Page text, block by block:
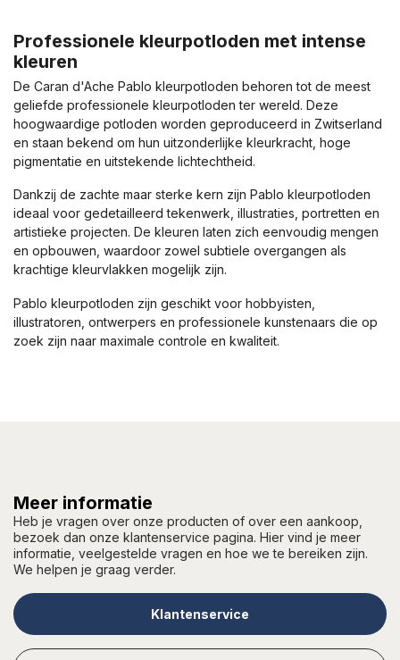
Professionele kleurpotloden met intense
kleuren
De Caran d'Ache Pablo kleurpotloden behoren tot de meest
geliefde professionele kleurpotloden ter wereld. Deze
hoogwaardige potloden worden geproduceerd in Zwitserland
en staan bekend om hun uitzonderlijke kleurkracht, hoge
pigmentatie en uitstekende lichtechtheid.
Dankzij de zachte maar sterke kern zijn Pablo kleurpotloden
ideaal voor gedetailleerd tekenwerk, illustraties, portretten en
artistieke projecten. De kleuren laten zich eenvoudig mengen
en opbouwen, waardoor zowel subtiele overgangen als
krachtige kleurvlakken mogelijk zijn.
Pablo kleurpotloden zijn geschikt voor hobbyisten,
illustratoren, ontwerpers en professionele kunstenaars die op
zoek zijn naar maximale controle en kwaliteit.
Meer informatie
Heb je vragen over onze producten of over een aankoop,
bezoek dan onze klantenservice pagina. Hier vind je meer
informatie, veelgestelde vragen en hoe we te bereiken zijn.
We helpen je graag verder.
Klantenservice